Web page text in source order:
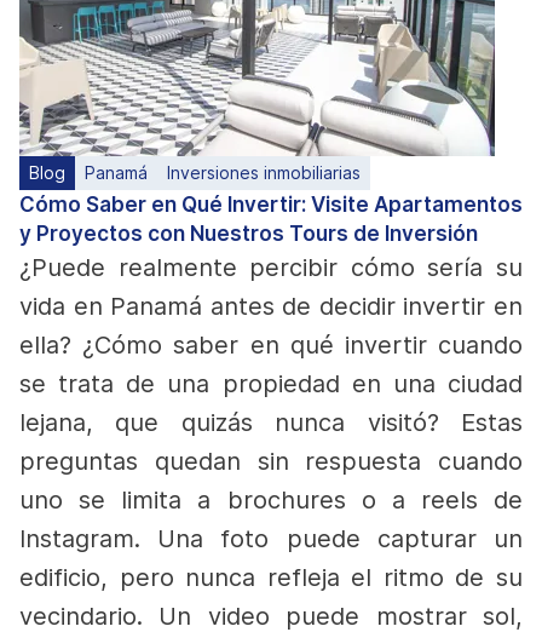
Blog Panamá Inversiones inmobiliarias
Cómo Saber en Qué Invertir: Visite Apartamentos
y Proyectos con Nuestros Tours de Inversión
¿Puede realmente percibir cómo sería su
vida en Panamá antes de decidir invertir en
ella? ¿Cómo saber en qué invertir cuando
se trata de una propiedad en una ciudad
lejana, que quizás nunca visitó? Estas
preguntas quedan sin respuesta cuando
uno se limita a brochures o a reels de
Instagram. Una foto puede capturar un
edificio, pero nunca refleja el ritmo de su
vecindario. Un video puede mostrar sol,